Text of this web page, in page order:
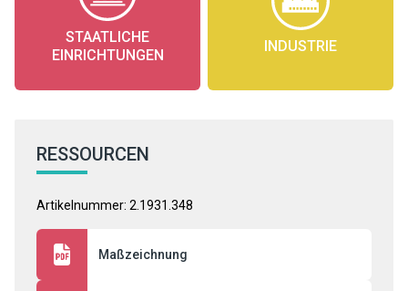
STAATLICHE
EINRICHTUNGEN
INDUSTRIE
RESSOURCEN
Artikelnummer: 2.1931.348
Maßzeichnung